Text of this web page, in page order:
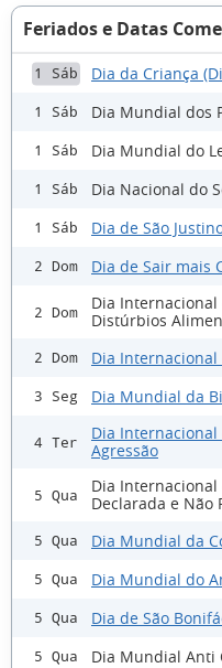
Feriados e Datas
1 Sáb Dia da Criança
1 Sáb Dia Mundial dos
1 Sáb Dia Mundial do
1 Sáb Dia Nacional do
1 Sáb Dia de São
2 Dom Dia de Sair mais
2 Dom
Dia Internacional
Distúrbios
2 Dom Dia Internacional
3 Seg Dia Mundial da
4 Ter
Dia Internacional
Agressão
5 Qua
Dia Internacional
Declarada e Não
5 Qua Dia Mundial da
5 Qua Dia Mundial do
5 Qua Dia de São
5 Qua Dia Mundial Anti